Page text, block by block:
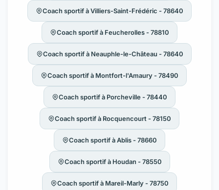
Coach sportif à Villiers-Saint-Frédéric - 78640
Coach sportif à Feucherolles - 78810
Coach sportif à Neauphle-le-Château - 78640
Coach sportif à Montfort-l'Amaury - 78490
Coach sportif à Porcheville - 78440
Coach sportif à Rocquencourt - 78150
Coach sportif à Ablis - 78660
Coach sportif à Houdan - 78550
Coach sportif à Mareil-Marly - 78750